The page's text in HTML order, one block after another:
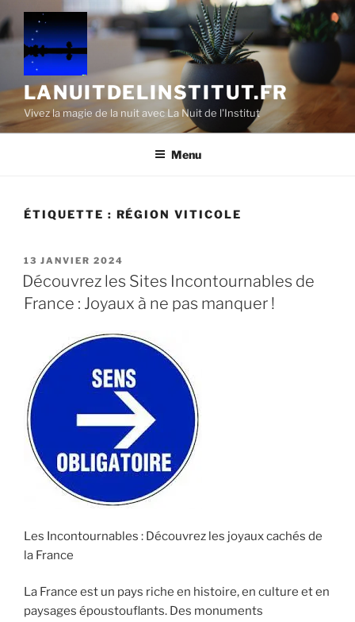
Aller
au
contenu
principal
LANUITDELINSTITUT.FR
Vivez la magie de la nuit avec La Nuit de l'Institut
Menu
ÉTIQUETTE : RÉGION VITICOLE
PUBLIÉ
LE
13 JANVIER 2024
Découvrez les Sites Incontournables de
France : Joyaux à ne pas manquer !
Les Incontournables : Découvrez les joyaux cachés de
la France
La France est un pays riche en histoire, en culture et en
paysages époustouflants. Des monuments